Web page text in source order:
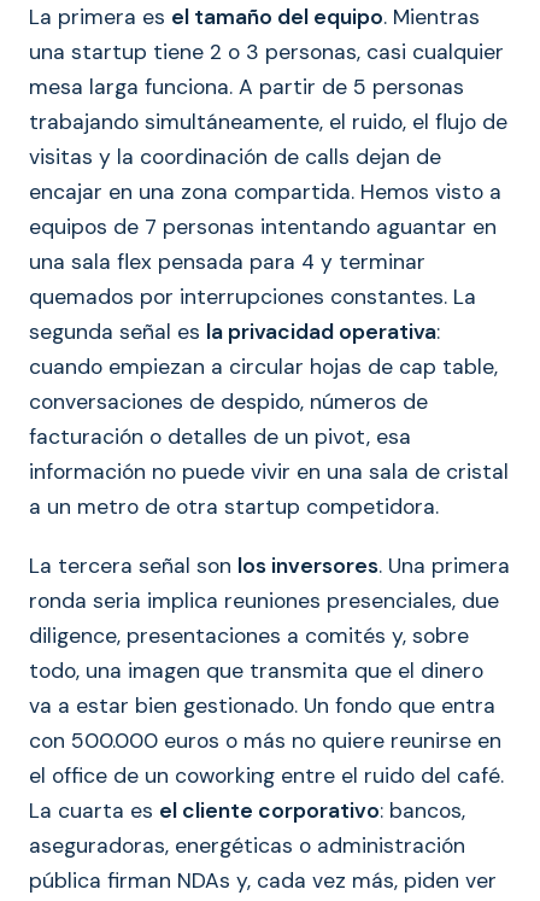
La primera es el tamaño del equipo. Mientras
una startup tiene 2 o 3 personas, casi cualquier
mesa larga funciona. A partir de 5 personas
trabajando simultáneamente, el ruido, el flujo de
visitas y la coordinación de calls dejan de
encajar en una zona compartida. Hemos visto a
equipos de 7 personas intentando aguantar en
una sala flex pensada para 4 y terminar
quemados por interrupciones constantes. La
segunda señal es la privacidad operativa:
cuando empiezan a circular hojas de cap table,
conversaciones de despido, números de
facturación o detalles de un pivot, esa
información no puede vivir en una sala de cristal
a un metro de otra startup competidora.
La tercera señal son los inversores. Una primera
ronda seria implica reuniones presenciales, due
diligence, presentaciones a comités y, sobre
todo, una imagen que transmita que el dinero
va a estar bien gestionado. Un fondo que entra
con 500.000 euros o más no quiere reunirse en
el office de un coworking entre el ruido del café.
La cuarta es el cliente corporativo: bancos,
aseguradoras, energéticas o administración
pública firman NDAs y, cada vez más, piden ver